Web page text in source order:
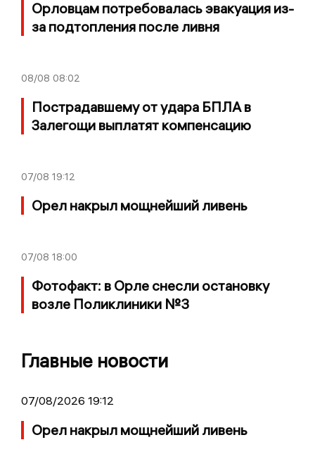
Орловцам потребовалась эвакуация из-
за подтопления после ливня
08/08 08:02
Пострадавшему от удара БПЛА в
Залегощи выплатят компенсацию
07/08 19:12
Орел накрыл мощнейший ливень
07/08 18:00
Фотофакт: в Орле снесли остановку
возле Поликлиники №3
Главные новости
07/08/2026 19:12
Орел накрыл мощнейший ливень